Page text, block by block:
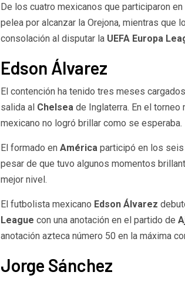
De los cuatro mexicanos que participaron
pelea por alcanzar la Orejona, mientras que
consolación al disputar la UEFA Europa
Edson Álvarez
El contención ha tenido tres meses
salida al Chelsea de Inglaterra. En el
mexicano no logró brillar como se esperaba.
El formado en América participó en los
pesar de que tuvo algunos momentos
mejor nivel.
El futbolista mexicano Edson Álvarez
League con una anotación en el partido de
anotación azteca número 50 en la máxima
Jorge Sánchez